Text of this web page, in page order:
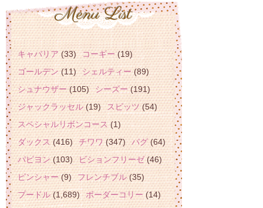
キャバリア(33) コーギー(19)
ゴールデン(11) シェルティー(89)
シュナウザー(105) シーズー(191)
ジャックラッセル(19) スピッツ(54)
スペシャルリボンコース(1)
ダックス(416) チワワ(347) パグ(64)
パピヨン(103) ビションフリーゼ(46)
ピンシャー(9) フレンチブル(35)
プードル(1,689) ボーダーコリー(14)